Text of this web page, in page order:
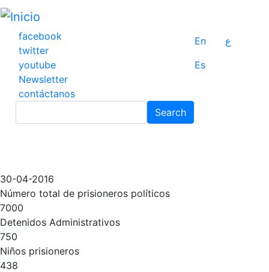
Pasar
contenido
principal
facebook
twitter
youtube
Newsletter
contáctanos
En
ع
Es
Search
30-04-2016
Número total de prisioneros políticos
7000
Detenidos Administrativos
750
Niños prisioneros
438